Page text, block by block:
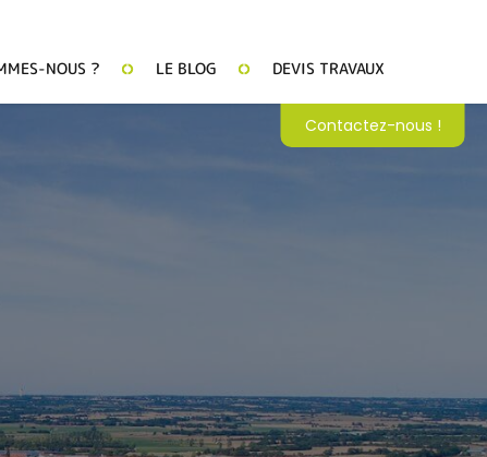
NOUS ? LE BLOG DEVIS TRAVAUX
Contactez-nous !